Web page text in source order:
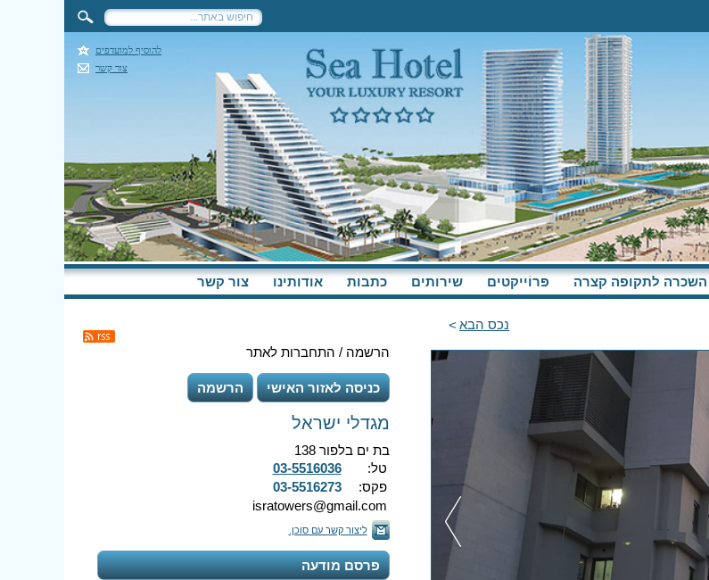
להוסיף למועדפים
צור קשר
השכרה לתקופה קצרה פּרוֹייקטים שירותים כתבות אודותינו צור קשר
נכס הבא
הרשמה / התחברות לאתר
כניסה לאזור האישי הרשמה
מגדלי ישראל
בת ים בלפור 138
טל:
03-5516036
פקס:
03-5516273
isratowers@gmail.com
ליצור קשר עם סוכן.
פרסם מודעה